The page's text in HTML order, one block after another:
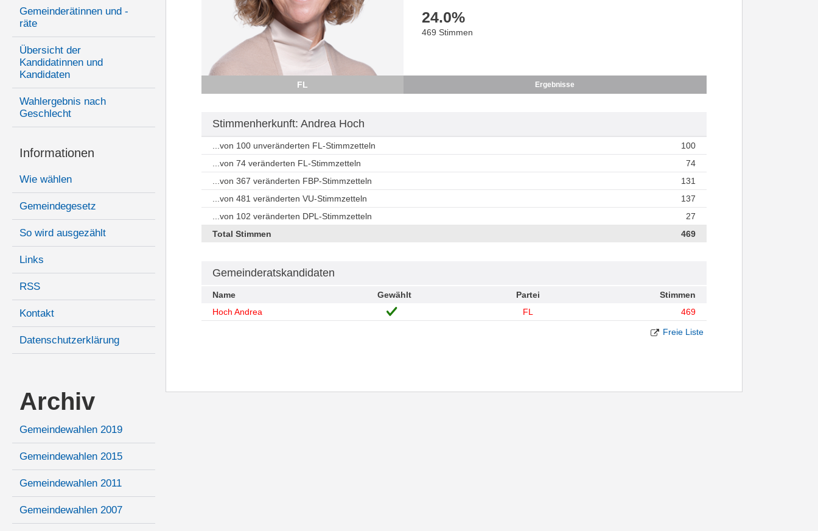
Gemeinderätinnen und -
räte
Übersicht der
Kandidatinnen und
Kandidaten
Wahlergebnis nach
Geschlecht
Informationen
Wie wählen
Gemeindegesetz
So wird ausgezählt
Links
RSS
Kontakt
Datenschutzerklärung
Archiv
Gemeindewahlen 2019
Gemeindewahlen 2015
Gemeindewahlen 2011
Gemeindewahlen 2007
FL
24.0%
469 Stimmen
Ergebnisse
Stimmenherkunft: Andrea Hoch
...von 100 unveränderten FL-Stimmzetteln
100
...von 74 veränderten FL-Stimmzetteln
74
...von 367 veränderten FBP-Stimmzetteln
131
...von 481 veränderten VU-Stimmzetteln
137
...von 102 veränderten DPL-Stimmzetteln
27
Total Stimmen
469
Gemeinderatskandidaten
Name Gewählt Partei
Stimmen
Hoch Andrea
FL 469
Freie Liste